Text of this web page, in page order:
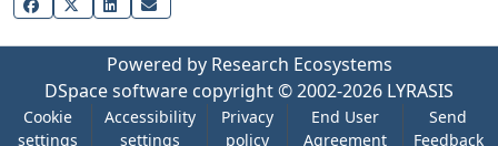
Powered by Research Ecosystems
DSpace software copyright © 2002-2026 LYRASIS
Cookie
settings
Accessibility
settings
Privacy
policy
End User
Agreement
Send
Feedback